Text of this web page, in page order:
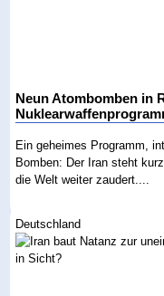
Neun Atombomben in
Ein geheimes Programm,
Bomben: Der Iran steht
die Welt weiter zaudert....
Deutschland